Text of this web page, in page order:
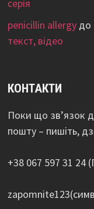
серія
penicillin allergy до
текст, відео
КОНТАКТИ
Поки що зв’язок
пошту – пишіть,
+38 067 597 31 24